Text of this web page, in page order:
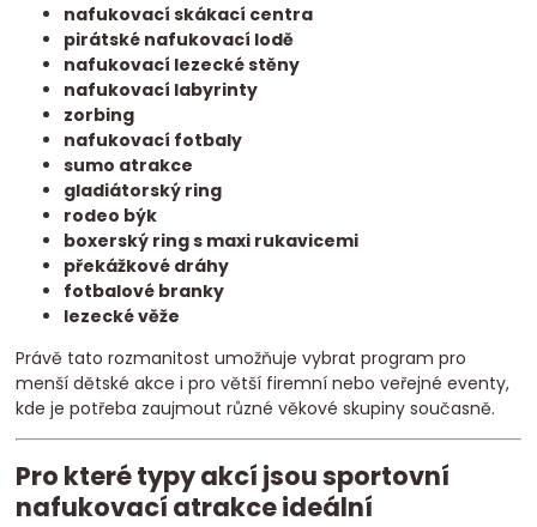
nafukovací skákací centra
pirátské nafukovací lodě
nafukovací lezecké stěny
nafukovací labyrinty
zorbing
nafukovací fotbaly
sumo atrakce
gladiátorský ring
rodeo býk
boxerský ring s maxi rukavicemi
překážkové dráhy
fotbalové branky
lezecké věže
Právě tato rozmanitost umožňuje vybrat program pro
menší dětské akce i pro větší firemní nebo veřejné eventy,
kde je potřeba zaujmout různé věkové skupiny současně.
Pro které typy akcí jsou sportovní
nafukovací atrakce ideální